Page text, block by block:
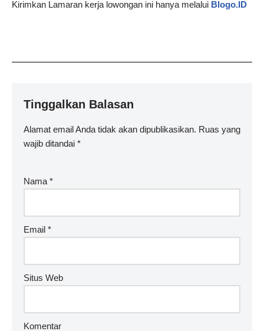
Kirimkan Lamaran kerja lowongan ini hanya melalui Blogo.ID
Tinggalkan Balasan
Alamat email Anda tidak akan dipublikasikan. Ruas yang
wajib ditandai *
Nama *
Email *
Situs Web
Komentar